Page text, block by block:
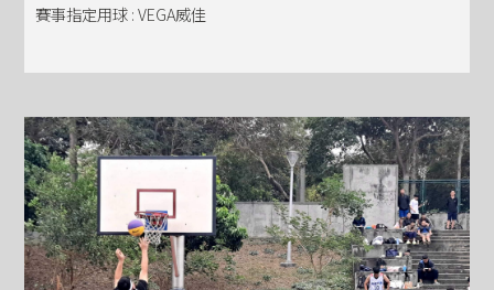
賽事指定用球 : VEGA威佳